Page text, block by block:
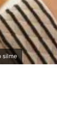
silme